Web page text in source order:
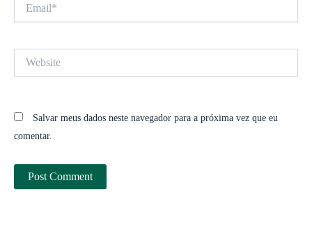
Salvar meus dados neste navegador para a próxima vez que eu
comentar.